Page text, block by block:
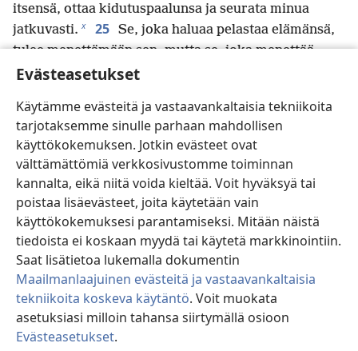
Evästeasetukset
Käytämme evästeitä ja vastaavankaltaisia tekniikoita
tarjotaksemme sinulle parhaan mahdollisen
käyttökokemuksen. Jotkin evästeet ovat
välttämättömiä verkkosivustomme toiminnan
kannalta, eikä niitä voida kieltää. Voit hyväksyä tai
poistaa lisäevästeet, joita käytetään vain
käyttökokemuksesi parantamiseksi. Mitään näistä
tiedoista ei koskaan myydä tai käytetä markkinointiin.
Saat lisätietoa lukemalla dokumentin
Maailmanlaajuinen evästeitä ja vastaavankaltaisia
tekniikoita koskeva käytäntö. Voit muokata
asetuksiasi milloin tahansa siirtymällä osioon
Evästeasetukset.
itsensä, ottaa kidutuspaalunsa ja seurata minua
jatkuvasti. x 25 Se, joka haluaa pelastaa elämänsä,
tulee menettämään sen, mutta se, joka menettää
elämänsä minun takiani, tulee löytämään sen.
omakseen koko maailman mutta menettää
elämänsä? z Tai mitä ihminen antaa elämänsä
vastineeksi? a 27 Ihmisen Pojan on näet määrä tulla
Isänsä kirkkaudessa enkeliensä kanssa,
b
ja silloin
hän maksaa kullekin
* hänen tekojensa mukaan.
28 Minä vakuutan teille, että tässä seisovien
joukossa on muutamia, jotka eivät lainkaan maista
kuolemaa ennen kuin näkevät Ihmisen Pojan tulevan
valtakunnassaan.”
Edellinen